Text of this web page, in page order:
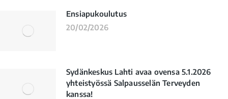
Ensiapukoulutus
20/02/2026
Sydänkeskus Lahti avaa ovensa 5.1.2026
yhteistyössä Salpausselän Terveyden
kanssa!